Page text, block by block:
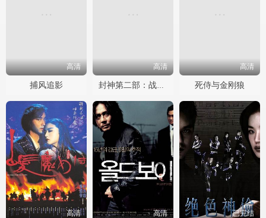
高清
捕风追影
高清
封神第二部：战火西岐
高清
死侍与金刚狼
高清 高清 已完结